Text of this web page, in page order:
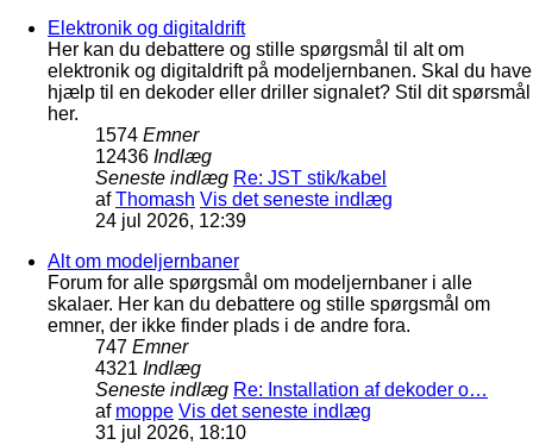
Elektronik og digitaldrift
Her kan du debattere og stille spørgsmål til alt om
elektronik og digitaldrift på modeljernbanen. Skal du have
hjælp til en dekoder eller driller signalet? Stil dit spørsmål
her.
1574 Emner
12436 Indlæg
Seneste indlæg Re: JST stik/kabel
afThomash Vis det seneste indlæg
24 jul 2026, 12:39
Alt om modeljernbaner
Forum for alle spørgsmål om modeljernbaner i alle
skalaer. Her kan du debattere og stille spørgsmål om
emner, der ikke finder plads i de andre fora.
747 Emner
4321 Indlæg
Seneste indlæg Re: Installation af dekoder o…
af moppe Vis det seneste indlæg
31 jul 2026, 18:10